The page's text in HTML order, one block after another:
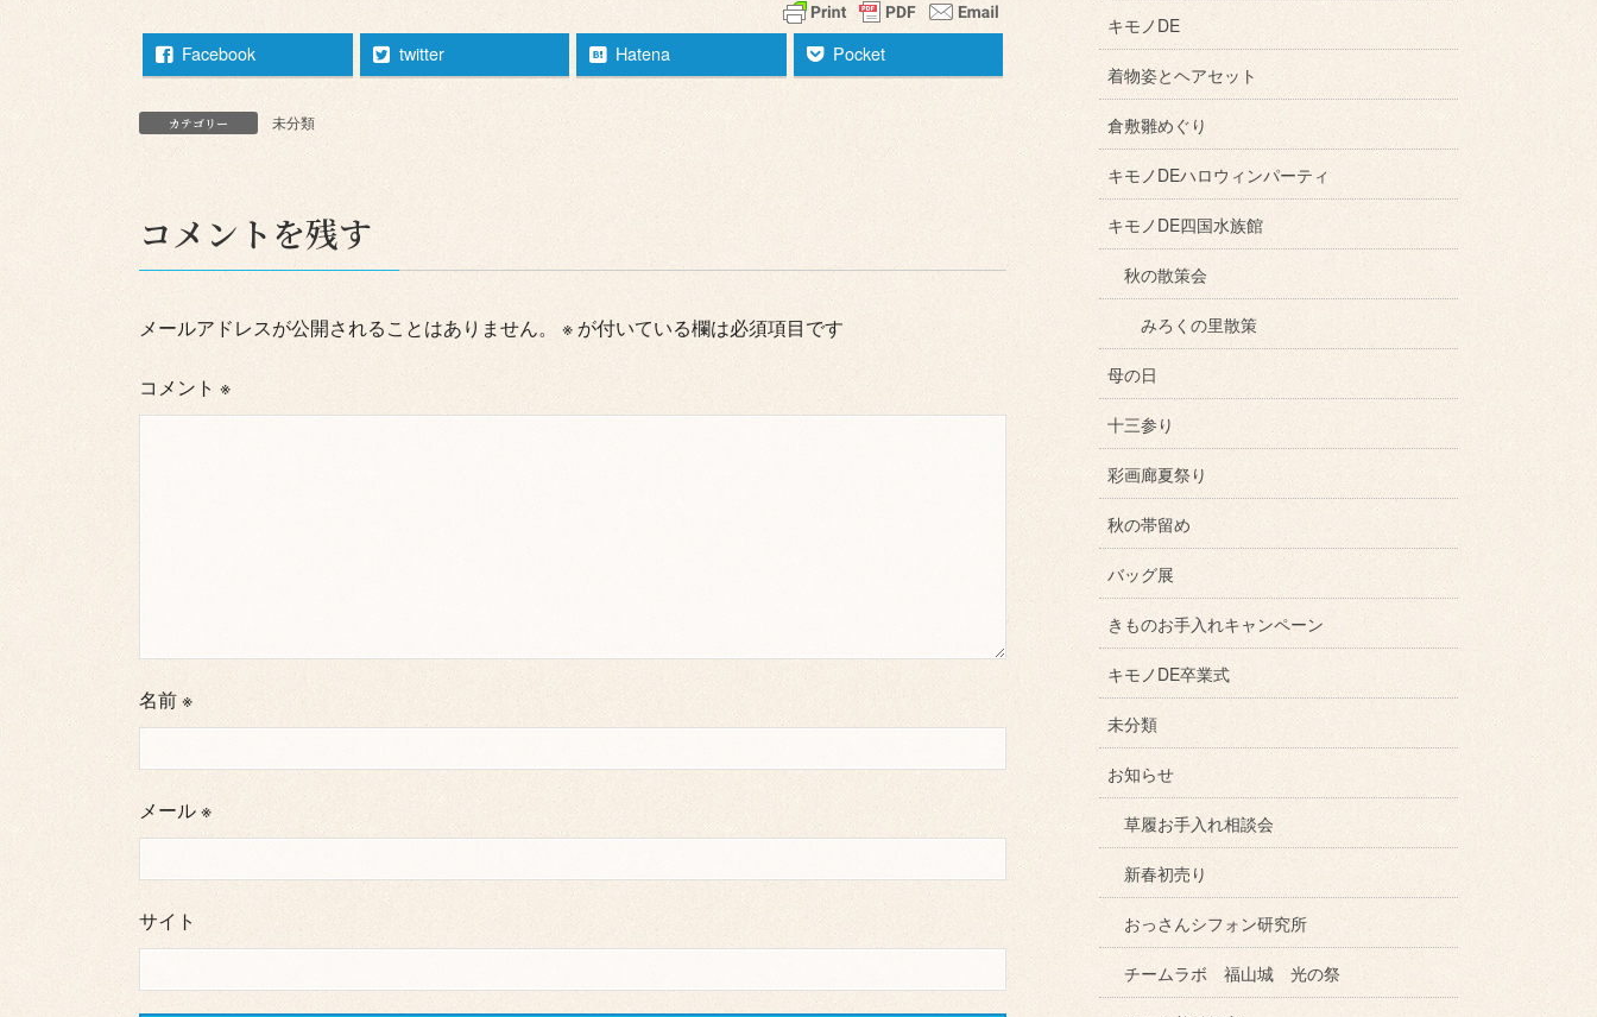
Facebook twitter Hatena Pocket
カテゴリー 未分類
コメントを残す
メールアドレスが公開されることはありません。 ※ が付いている欄は必須項目です
コメント ※
名前※
メール※
サイト
キモノDE
着物姿とヘアセット
倉敷雛めぐり
キモノDEハロウィンパーティ
キモノDE四国水族館
秋の散策会
みろくの里散策
母の日
十三参り
彩画廊夏祭り
秋の帯留め
バッグ展
きものお手入れキャンペーン
キモノDE卒業式
未分類
お知らせ
草履お手入れ相談会
新春初売り
おっさんシフォン研究所
チームラボ 福山城 光の祭